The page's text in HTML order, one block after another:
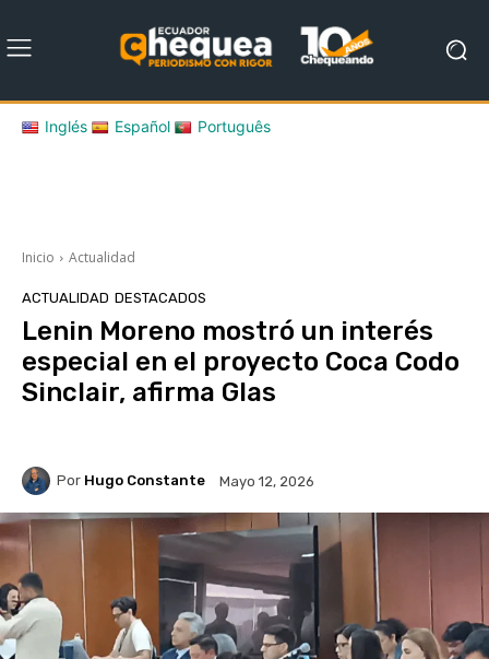
Inglés Español Português
Inicio Actualidad
ACTUALIDAD DESTACADOS
Lenin Moreno mostró un interés
especial en el proyecto Coca Codo
Sinclair, afirma Glas
Por Hugo Constante Mayo 12, 2026